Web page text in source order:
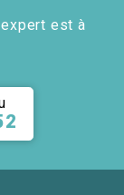
est à